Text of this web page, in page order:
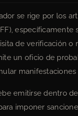
se rige por los
de verificación
un oficio de
emitirse dentro
imponer